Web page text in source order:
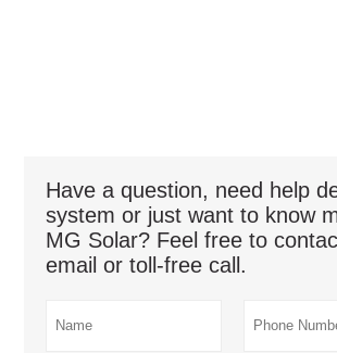
Have a question, need help
system or just want to know
MG Solar? Feel free to
email or toll-free call.